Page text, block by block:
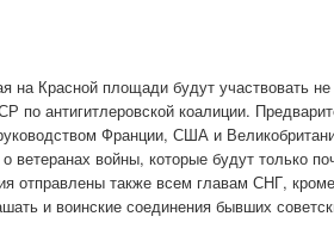
на Красной площади будут участвовать
по антигитлеровской коалиции.
Франции, США и
ветеранах войны, которые будут только
отправлены также всем главам СНГ, кроме
и воинские соединения бывших